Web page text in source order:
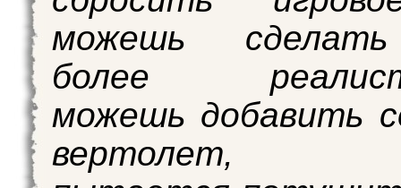
можешь
более
можешь добавить
вертолет,